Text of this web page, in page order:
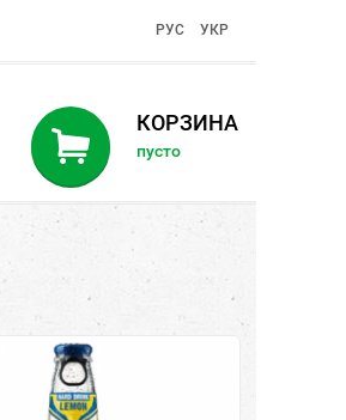
PУC УКР
КОРЗИНА
пусто